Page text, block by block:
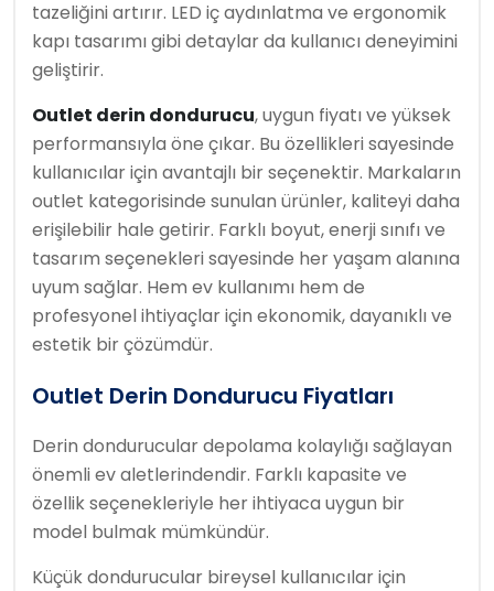
tazeliğini artırır. LED iç aydınlatma ve ergonomik
kapı tasarımı gibi detaylar da kullanıcı deneyimini
geliştirir.
Outlet derin dondurucu, uygun fiyatı ve yüksek
performansıyla öne çıkar. Bu özellikleri sayesinde
kullanıcılar için avantajlı bir seçenektir. Markaların
outlet kategorisinde sunulan ürünler, kaliteyi daha
erişilebilir hale getirir. Farklı boyut, enerji sınıfı ve
tasarım seçenekleri sayesinde her yaşam alanına
uyum sağlar. Hem ev kullanımı hem de
profesyonel ihtiyaçlar için ekonomik, dayanıklı ve
estetik bir çözümdür.
Outlet Derin Dondurucu Fiyatları
Derin dondurucular depolama kolaylığı sağlayan
önemli ev aletlerindendir. Farklı kapasite ve
özellik seçenekleriyle her ihtiyaca uygun bir
model bulmak mümkündür.
Küçük dondurucular bireysel kullanıcılar için